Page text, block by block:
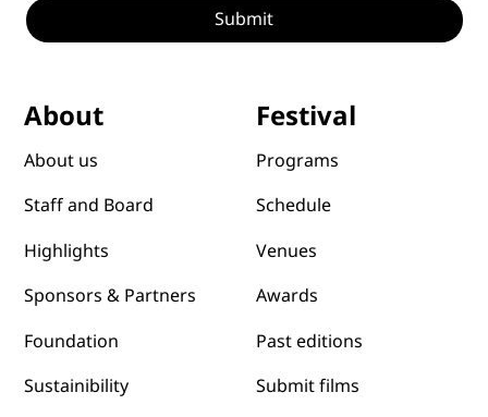
Submit
About
About us
Staff and Board
Highlights
Sponsors & Partners
Foundation
Sustainibility
Festival
Programs
Schedule
Venues
Awards
Past editions
Submit films